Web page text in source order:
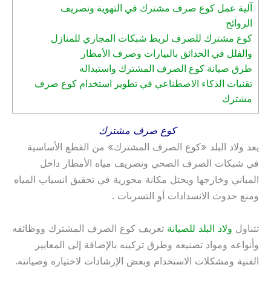
آلية عمل كوع صرف مشترك في التهوية وتصريف
الروائح
كوع مشترك للصرف لربط شبكات المجاري للمنازل
والفلل في الحدائق بالبيارات وصرف الأمطار
طرق صيانة كوع الصرف المشترك واستبداله
تقنيات الذكاء الاصطناعي في تطوير استخدام كوع صرف
مشترك
كوع صرف مشترك
يعد ولاد البلد «كوع الصرف المشترك» من القطع الأساسية
في شبكات الصرف الصحي وتصريف مياه الأمطار داخل
المباني وخارجها ويحتل مكانة محورية في تحقيق انسياب المياه
ومنع حدوث الانسدادات أو التسربات .
تتناول ولاد البلد للصيانة تعريف كوع الصرف المشترك ووظائفه
وأنواعه ومواد تصنيعه وطرق تركيبه بالإضافة إلى المعايير
الفنية ومشكلات الاستخدام وبعض الإرشادات لاختياره وصيانته.